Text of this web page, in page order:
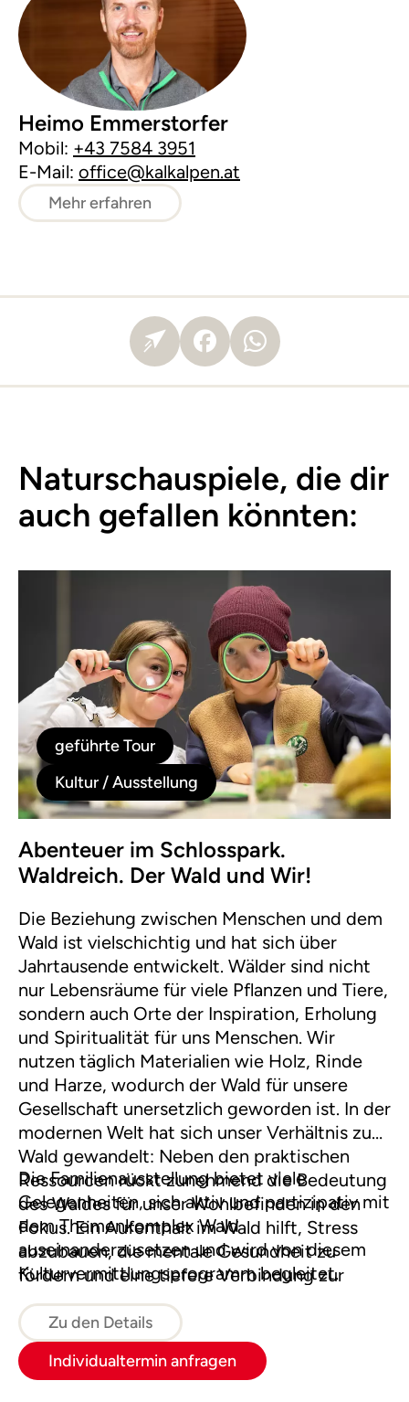
Heimo Emmerstorfer
Mobil: +43 7584 3951
E-Mail: office@kalkalpen.at
Mehr erfahren
Naturschauspiele, die dir
auch gefallen könnten:
geführte Tour
Kultur / Ausstellung
Abenteuer im Schlosspark.
Waldreich. Der Wald und Wir!
Die Beziehung zwischen Menschen und dem
Wald ist vielschichtig und hat sich über
Jahrtausende entwickelt. Wälder sind nicht
nur Lebensräume für viele Pflanzen und Tiere,
sondern auch Orte der Inspiration, Erholung
und Spiritualität für uns Menschen. Wir
nutzen täglich Materialien wie Holz, Rinde
und Harze, wodurch der Wald für unsere
Gesellschaft unersetzlich geworden ist. In der
modernen Welt hat sich unser Verhältnis zum
Wald gewandelt: Neben den praktischen
Ressourcen rückt zunehmend die Bedeutung
des Waldes für unser Wohlbefinden in den
Fokus. Ein Aufenthalt im Wald hilft, Stress
abzubauen, die mentale Gesundheit zu
fördern und eine tiefere Verbindung zur
Natur herzustellen. Zudem inspiriert der Wald
immer wieder Kunst und Kreativität.
Die Familienausstellung bietet viele
Gelegenheiten, sich aktiv und partizipativ mit
dem Themenkomplex Wald
auseinanderzusetzen und wird von diesem
Kulturvermittlungsprogramm begleitet.
Zu den Details
Individualtermin anfragen